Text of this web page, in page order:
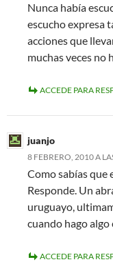
Nunca había
escucho expresa
acciones que
muchas veces no
ACCEDE PARA
juanjo
8 FEBRERO, 2010 A
Como sabías que
Responde. Un
uruguayo,
cuando hago
ACCEDE PARA